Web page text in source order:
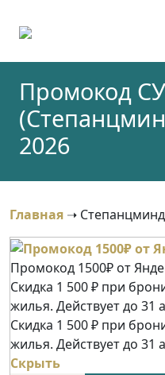
Промокод
2026
Главная ➝
Промокод 1500₽ от
Скидка 1 500 ₽ при
жилья. Действует до 31
Скидка 1 500 ₽ при
жилья. Действует до 31
Скрыть